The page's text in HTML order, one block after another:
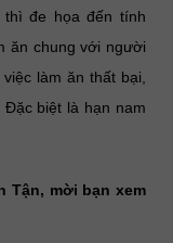
đe họa đến tính
ăn chung với người
làm ăn thất bại,
biệt là hạn nam
Tận, mời bạn xem